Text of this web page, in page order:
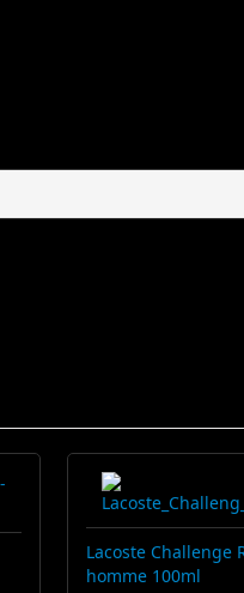
Lacoste Challenge
homme 100ml